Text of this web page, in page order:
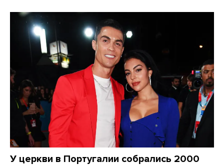
У церкви в Португалии собрались 2000